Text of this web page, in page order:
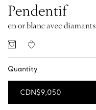
Pendentif
en or blanc avec diamants
Quantity
CDN$9,050